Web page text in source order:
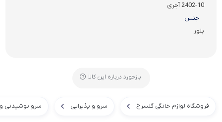
2402-10 آجری
جنس
بلور
بازخورد درباره این کالا
فروشگاه لوازم خانگی گلسرخ سرو و پذیرایی سرو نوشیدنی